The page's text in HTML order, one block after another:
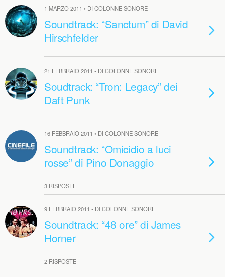
1 MARZO 2011 • DI COLONNE SONORE
Soundtrack: “Sanctum” di David
Hirschfelder
21 FEBBRAIO 2011 • DI COLONNE SONORE
Soudtrack: “Tron: Legacy” dei
Daft Punk
16 FEBBRAIO 2011 • DI COLONNE SONORE
Soundtrack: “Omicidio a luci
rosse” di Pino Donaggio
3 RISPOSTE
9 FEBBRAIO 2011 • DI COLONNE SONORE
Soundtrack: “48 ore” di James
Horner
2 RISPOSTE